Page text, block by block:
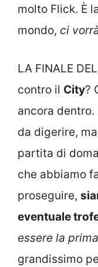
molto Flick. È
mondo, ci
LA FINALE
contro il City?
ancora
da digerire,
partita di
che abbiamo
proseguire,
eventuale
essere la
grandissimo